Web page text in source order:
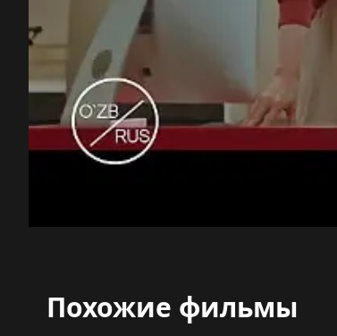
Похожие фильмы